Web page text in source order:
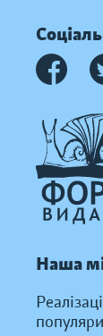
Наша